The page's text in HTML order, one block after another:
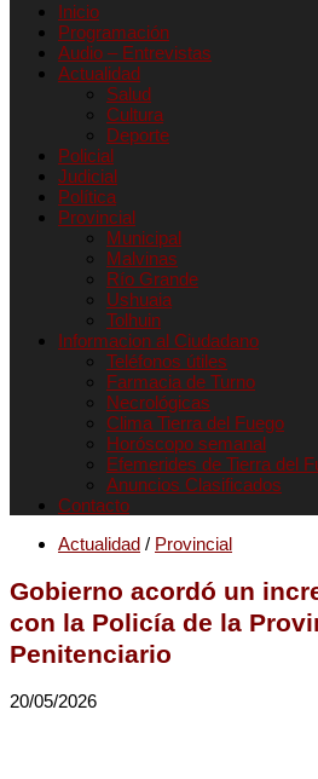
Inicio
Programación
Audio – Entrevistas
Actualidad
Salud
Cultura
Deporte
Policial
Judicial
Política
Provincial
Municipal
Malvinas
Río Grande
Ushuaia
Tolhuin
Informacion al Ciudadano
Teléfonos útiles
Farmacia de Turno
Necrológicas
Clima Tierra del Fuego
Horóscopo semanal
Efemerides de Tierra del
Anuncios Clasificados
Contacto
Actualidad / Provincial
Gobierno acordó un
con la Policía de la
Penitenciario
20/05/2026